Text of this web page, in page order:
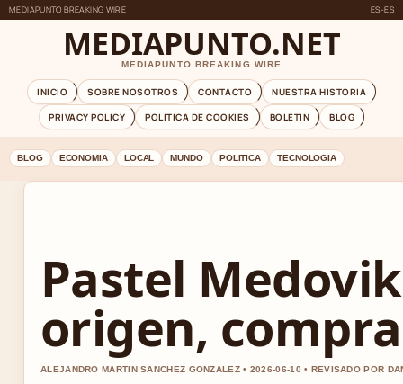
MEDIAPUNTO BREAKING WIRE ES-ES
MEDIAPUNTO.NET
MEDIAPUNTO BREAKING WIRE
INICIO SOBRE NOSOTROS CONTACTO
NUESTRA HISTORIA
PRIVACY POLICY
POLITICA DE COOKIES BOLETIN BLOG
BLOG ECONOMIA LOCAL MUNDO POLITICA TECNOLOGIA
Pastel
origen,
ALEJANDRO MARTIN SANCHEZ GONZALEZ • 2026-06-10 • REVISADO POR